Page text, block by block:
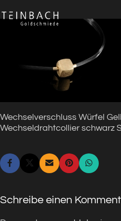
Wechselverschluss Würfel
Wechseldrahtcollier schwarz
Schreibe einen